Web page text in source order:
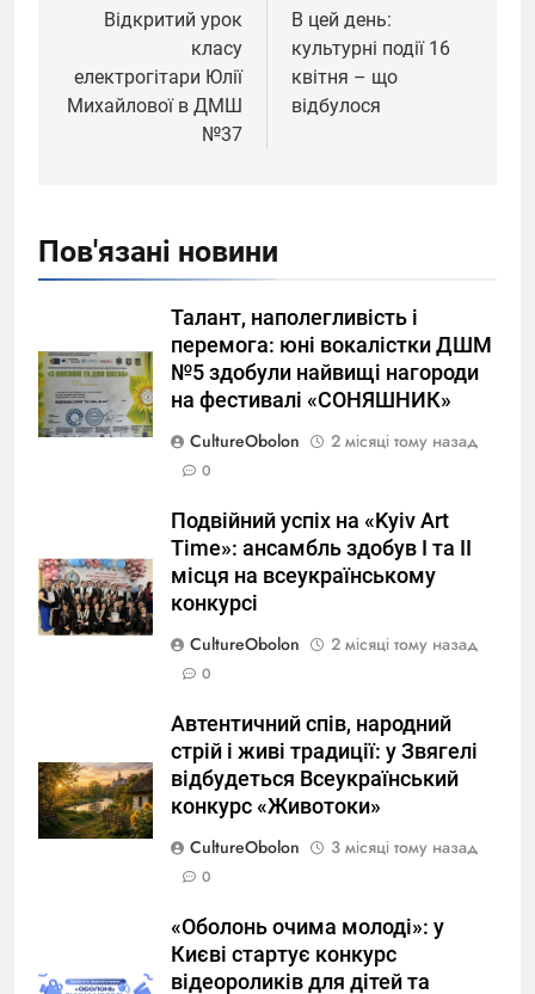
записів
Відкритий урок
класу
електрогітари Юлії
Михайлової в ДМШ
№37
В цей день:
культурні події 16
квітня – що
відбулося
Пов'язані новини
Талант, наполегливість і
перемога: юні вокалістки ДШМ
№5 здобули найвищі нагороди
на фестивалі «СОНЯШНИК»
CultureObolon
2 місяці тому назад
0
Подвійний успіх на «Kyiv Art
Time»: ансамбль здобув І та ІІ
місця на всеукраїнському
конкурсі
CultureObolon
2 місяці тому назад
0
Автентичний спів, народний
стрій і живі традиції: у Звягелі
відбудеться Всеукраїнський
конкурс «Животоки»
CultureObolon
3 місяці тому назад
0
«Оболонь очима молоді»: у
Києві стартує конкурс
відеороликів для дітей та